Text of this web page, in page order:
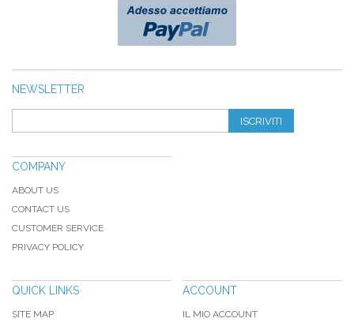
NEWSLETTER
ISCRIVITI
COMPANY
ABOUT US
CONTACT US
CUSTOMER SERVICE
PRIVACY POLICY
QUICK LINKS
SITE MAP
ACCOUNT
IL MIO ACCOUNT